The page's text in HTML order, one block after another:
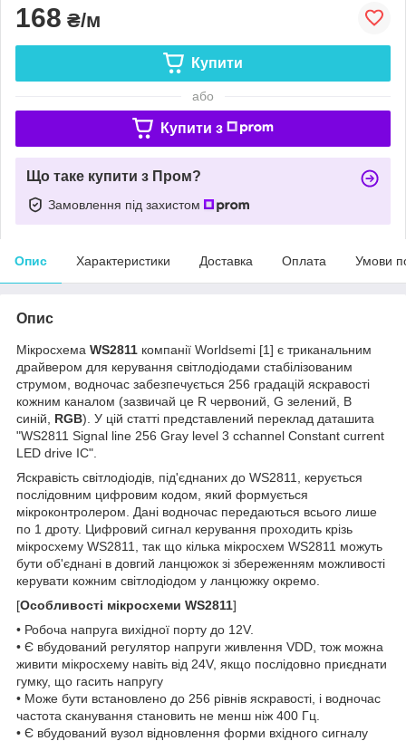
168 ₴/м
Купити
або
Купити з
Що таке купити з Пром?
Замовлення під захистом
Опис Характеристики Доставка Оплата Умови
Опис
Мікросхема WS2811 компанії Worldsemi [1] є триканальним
драйвером для керування світлодіодами стабілізованим
струмом, водночас забезпечується 256 градацій яскравості
кожним каналом (зазвичай це R червоний, G зелений, B
синій, RGB). У цій статті представлений переклад даташита
"WS2811 Signal line 256 Gray level 3 cchannel Constant current
LED drive IC".
Яскравість світлодіодів, під'єднаних до WS2811, керується
послідовним цифровим кодом, який формується
мікроконтролером. Дані водночас передаються всього лише
по 1 дроту. Цифровий сигнал керування проходить крізь
мікросхему WS2811, так що кілька мікросхем WS2811 можуть
бути об'єднані в довгий ланцюжок зі збереженням можливості
керувати кожним світлодіодом у ланцюжку окремо.
[Особливості мікросхеми WS2811]
• Робоча напруга вихідної порту до 12V.
• Є вбудований регулятор напруги живлення VDD, тож можна
живити мікросхему навіть від 24V, якщо послідовно приєднати
гумку, що гасить напругу
• Може бути встановлено до 256 рівнів яскравості, і водночас
частота сканування становить не менш ніж 400 Гц.
• Є вбудований вузол відновлення форми вхідного сигналу